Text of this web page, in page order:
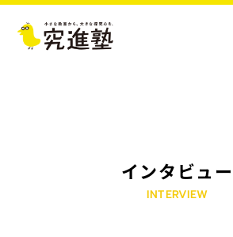
インタビュー
INTERVIEW